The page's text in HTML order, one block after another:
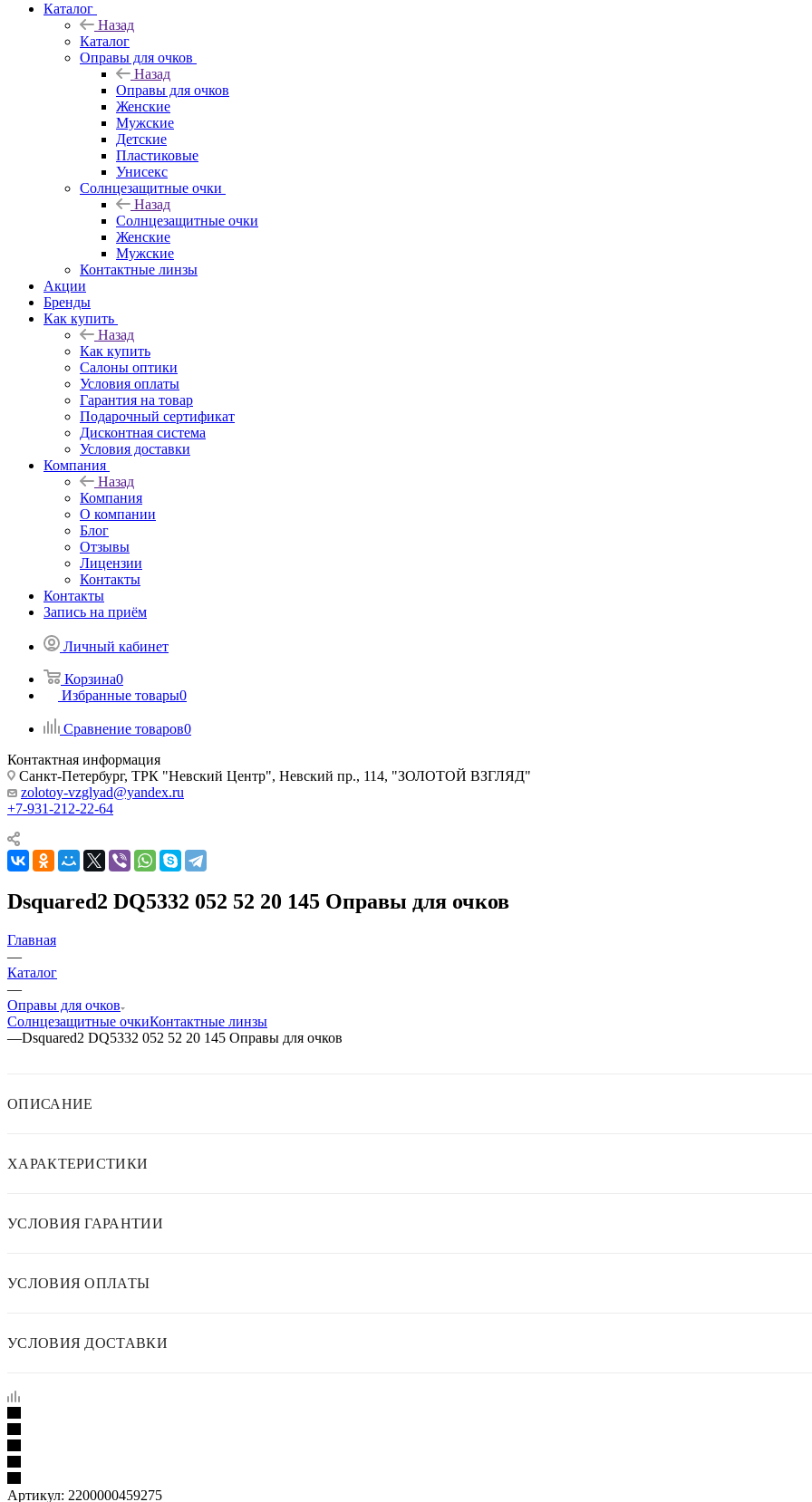
Каталог
Назад
Каталог
Оправы для очков
Назад
Оправы для очков
Женские
Мужские
Детские
Пластиковые
Унисекс
Солнцезащитные очки
Назад
Солнцезащитные очки
Женские
Мужские
Контактные линзы
Акции
Бренды
Как купить
Назад
Как купить
Салоны оптики
Условия оплаты
Гарантия на товар
Подарочный сертификат
Дисконтная система
Условия доставки
Компания
Назад
Компания
О компании
Блог
Отзывы
Лицензии
Контакты
Контакты
Запись на приём
Личный кабинет
Корзина0
Избранные товары0
Сравнение товаров0
Контактная информация
Санкт-Петербург, ТРК "Невский Центр", Невский пр., 114, "ЗОЛОТОЙ ВЗГЛЯД"
zolotoy-vzglyad@yandex.ru
+7-931-212-22-64
Dsquared2 DQ5332 052 52 20 145 Оправы для очков
Главная
—
Каталог
—
Оправы для очков
Солнцезащитные очкиКонтактные линзы
—Dsquared2 DQ5332 052 52 20 145 Оправы для очков
ОПИСАНИЕ
ХАРАКТЕРИСТИКИ
УСЛОВИЯ ГАРАНТИИ
УСЛОВИЯ ОПЛАТЫ
УСЛОВИЯ ДОСТАВКИ
Артикул: 2200000459275